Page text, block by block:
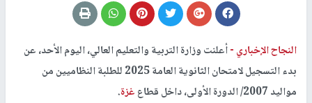
النجاح الإخباري -أعلنت وزارة التربية والتعليم العالي، اليوم الأحد، عن
بدء التسجيل لامتحان الثانوية العامة 2025 للطلبة النظاميين من
مواليد 2007/ الدورة الأولى، داخل قطاع
غزة.